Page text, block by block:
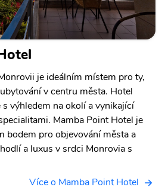
je ideálním místem pro ty,
v centru města. Hotel
výhledem na okolí a vynikající
Mamba Point Hotel je
bodem pro objevování města a
a luxus v srdci Monrovia s
Více o Mamba Point Hotel